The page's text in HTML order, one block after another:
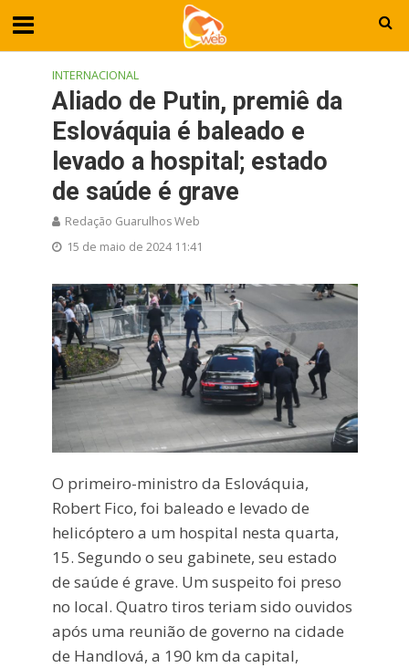
INTERNACIONAL
Aliado de Putin, premiê da
Eslováquia é baleado e
levado a hospital; estado
de saúde é grave
Redação Guarulhos Web
15 de maio de 2024 11:41
O primeiro-ministro da Eslováquia,
Robert Fico, foi baleado e levado de
helicóptero a um hospital nesta quarta,
15. Segundo o seu gabinete, seu estado
de saúde é grave. Um suspeito foi preso
no local. Quatro tiros teriam sido ouvidos
após uma reunião de governo na cidade
de Handlová, a 190 km da capital,